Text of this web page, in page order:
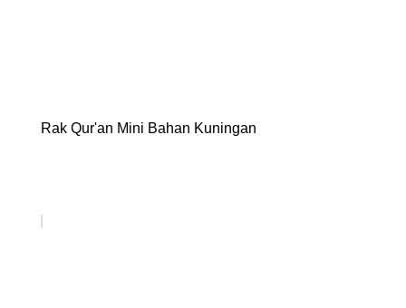
Rak Qur'an Mini Bahan Kuningan